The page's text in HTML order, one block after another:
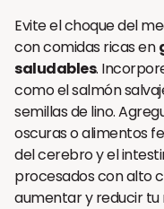
Evite el choque del
con comidas ricas en
saludables.
como el salmón
semillas de lino.
oscuras o alimentos
del cerebro y el
procesados con alto
aumentar y reducir tu